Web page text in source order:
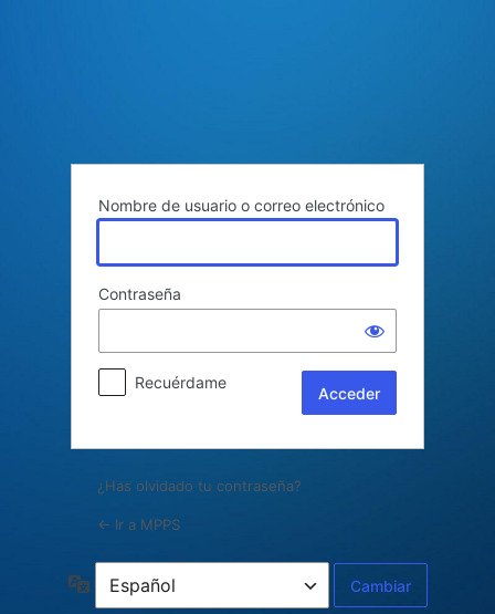
Nombre de usuario o correo electrónico
Contraseña
Recuérdame
¿Has olvidado tu contraseña?
← Ir a MPPS
Idioma